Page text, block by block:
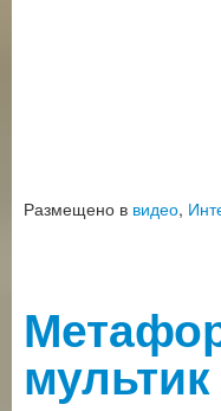
Размещено в видео,
мультик